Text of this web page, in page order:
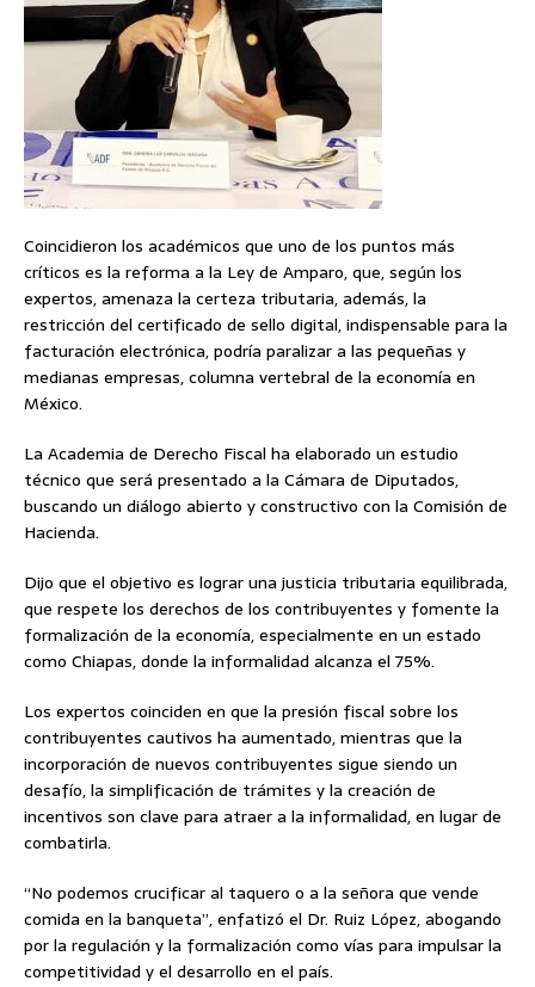
Coincidieron los académicos que uno de los puntos más
críticos es la reforma a la Ley de Amparo, que, según los
expertos, amenaza la certeza tributaria, además, la
restricción del certificado de sello digital, indispensable para la
facturación electrónica, podría paralizar a las pequeñas y
medianas empresas, columna vertebral de la economía en
México.
La Academia de Derecho Fiscal ha elaborado un estudio
técnico que será presentado a la Cámara de Diputados,
buscando un diálogo abierto y constructivo con la Comisión de
Hacienda.
Dijo que el objetivo es lograr una justicia tributaria equilibrada,
que respete los derechos de los contribuyentes y fomente la
formalización de la economía, especialmente en un estado
como Chiapas, donde la informalidad alcanza el 75%.
Los expertos coinciden en que la presión fiscal sobre los
contribuyentes cautivos ha aumentado, mientras que la
incorporación de nuevos contribuyentes sigue siendo un
desafío, la simplificación de trámites y la creación de
incentivos son clave para atraer a la informalidad, en lugar de
combatirla.
“No podemos crucificar al taquero o a la señora que vende
comida en la banqueta”, enfatizó el Dr. Ruiz López, abogando
por la regulación y la formalización como vías para impulsar la
competitividad y el desarrollo en el país.